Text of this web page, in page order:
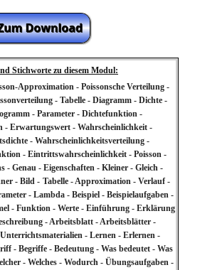
Stichworte zu diesem Modul:
Approximation - Poissonsche Verteilung -
- Tabelle - Diagramm - Dichte -
- Parameter - Dichtefunktion -
- Erwartungswert - Wahrscheinlichkeit -
- Wahrscheinlichkeitsverteilung -
- Eintrittswahrscheinlichkeit- Poisson -
- Genau - Eigenschaften - Kleiner - Gleich -
- Bild - Tabelle - Approximation - Verlauf -
- Lambda - Beispiel - Beispielaufgaben -
- Funktion - Werte - Einführung - Erklärung
- Arbeitsblatt - Arbeitsblätter -
- Lernen - Erlernen -
- Begriffe - Bedeutung - Was bedeutet - Was
- Welches - Wodurch - Übungsaufgaben -